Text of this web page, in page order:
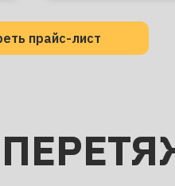
прайс-лист